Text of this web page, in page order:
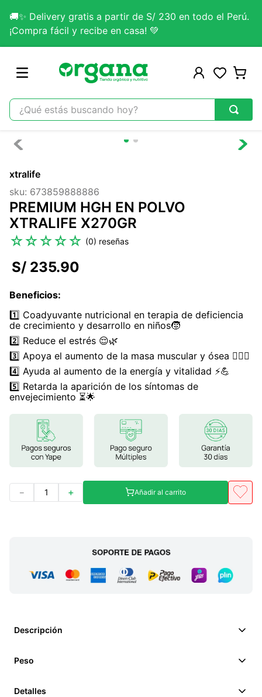
🚚✨ Delivery gratis a partir de S/ 230 en todo el Perú.
¡Compra fácil y recibe en casa! 💚
¿Qué estás buscando hoy?
TÉRMINOS MÁS BUSCADOS
2.
citrato magnesio
3.
colageno
4.
kefir
5 .
glicinato magnesio
8.
magnesio
9.
stevia
10. proteina
xtralife
sku: 673859888886
PREMIUM HGH EN POLVO
XTRALIFE X270GR
☆☆☆☆☆ (0)
S/ 235.90
Beneficios:
1️⃣ Coadyuvante nutricional en terapia de deficiencia
de crecimiento y desarrollo en niños🧒
2️⃣ Reduce el estrés 😌🌿
3️⃣ Apoya el aumento de la masa muscular y ósea 🏋️‍♂️🦴
4️⃣ Ayuda al aumento de la energía y vitalidad ⚡💪
5️⃣ Retarda la aparición de los síntomas de
envejecimiento ⏳🌟
＋
－ Añadir al carrito
Descripción
Peso
Detalles